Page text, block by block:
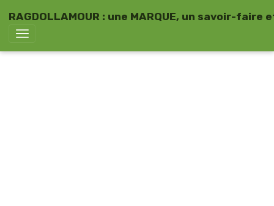
RAGDOLLAMOUR : une MARQUE, un savoir-faire